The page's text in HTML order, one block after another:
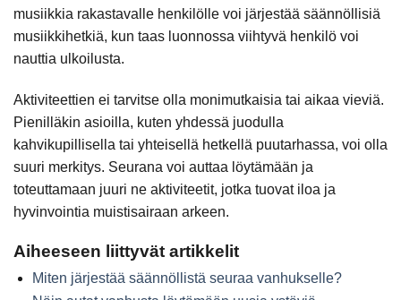
musiikkia rakastavalle henkilölle voi järjestää säännöllisiä
musiikkihetkiä, kun taas luonnossa viihtyvä henkilö voi
nauttia ulkoilusta.
Aktiviteettien ei tarvitse olla monimutkaisia tai aikaa vieviä.
Pienilläkin asioilla, kuten yhdessä juodulla
kahvikupillisella tai yhteisellä hetkellä puutarhassa, voi olla
suuri merkitys. Seurana voi auttaa löytämään ja
toteuttamaan juuri ne aktiviteetit, jotka tuovat iloa ja
hyvinvointia muistisairaan arkeen.
Aiheeseen liittyvät artikkelit
Miten järjestää säännöllistä seuraa vanhukselle?